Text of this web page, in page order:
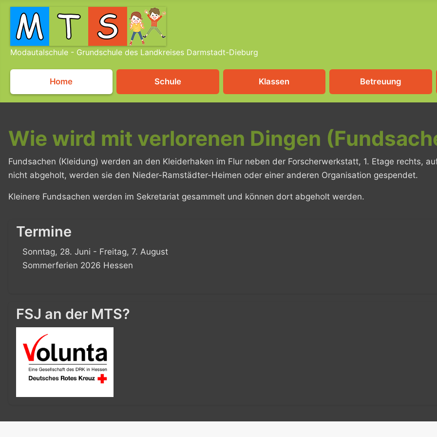
Modautalschule - Grundschule des Landkreises Darmstadt-Dieburg
Home Schule Klassen Betreuung
Wie wird mit verlorenen Dingen
Fundsachen (Kleidung) werden an den Kleiderhaken im Flur neben der Forscherwerkstatt, 1. Etage rechts,
nicht abgeholt, werden sie den Nieder-Ramstädter-Heimen oder einer anderen Organisation gespendet.
Kleinere Fundsachen werden im Sekretariat gesammelt und können dort abgeholt werden.
Termine
Sonntag, 28. Juni - Freitag, 7. August
Sommerferien 2026 Hessen
FSJ an der MTS?